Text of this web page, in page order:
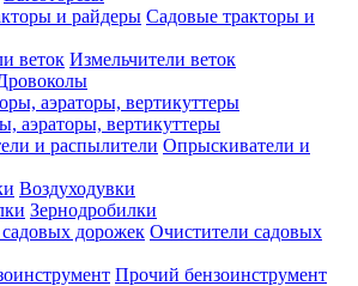
Садовые тракторы и
Измельчители веток
аэраторы, вертикуттеры
Опрыскиватели и
Воздуходувки
Зернодробилки
Очистители садовых
Прочий бензоинструмент